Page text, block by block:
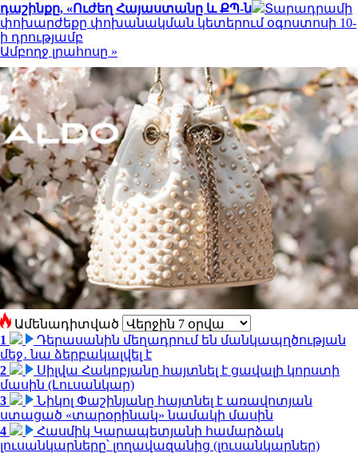
դաշինքը, «Ուժեղ Հայաստանը և ՔՊ-ն
Տարադրամի
փոխարժեքը փոխանակման կետերում օգոստոսի 10-
ի դրությամբ
Ամբողջ լրահոսը »
Ամենադիտված
1
Դերասանին մեղադրում են մանկապղծության
մեջ․ նա ձերբակալվել է
2
Սիլվա Հակոբյանը հայտնել է ցավալի կորստի
մասին (Լուսանկար)
3
Նիկոլ Փաշինյանը հայտնել է առավոտյան
ստացած «տարօրինակ» նամակի մասին
4
Հասմիկ Կարապետյանի համարձակ
լուսանկարները՝ լողավազանից (լուսանկարներ)